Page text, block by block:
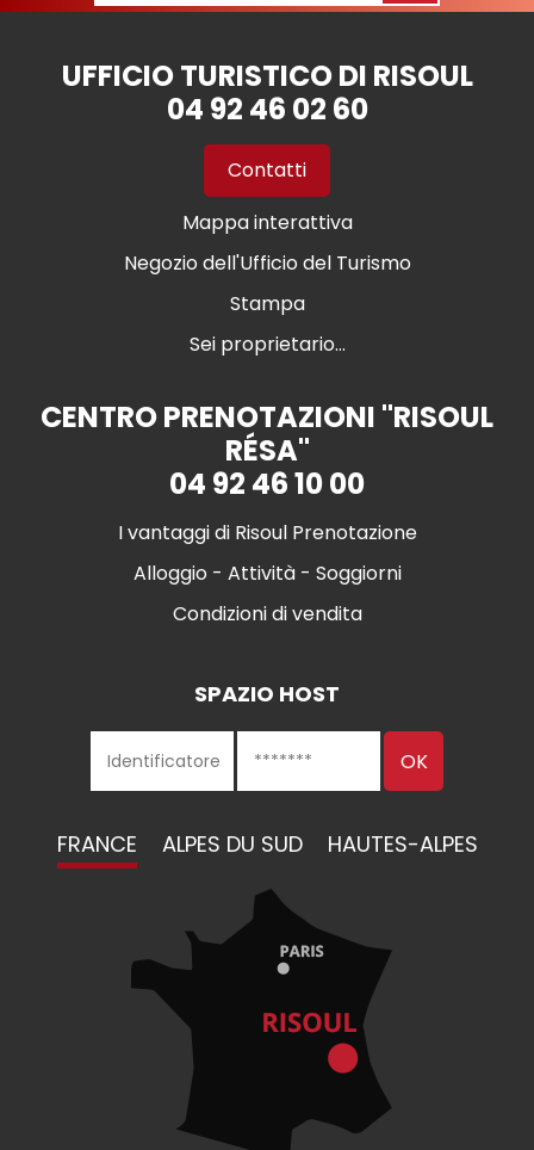
UFFICIO TURISTICO DI RISOUL
04 92 46 02 60
Contatti
Mappa interattiva
Negozio dell'Ufficio del Turismo
Stampa
Sei proprietario...
CENTRO PRENOTAZIONI "RISOUL
RÉSA"
04 92 46 10 00
I vantaggi di Risoul Prenotazione
Alloggio - Attività - Soggiorni
Condizioni di vendita
SPAZIO HOST
FRANCE ALPES DU SUD HAUTES-ALPES